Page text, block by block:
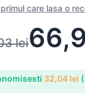
primul care lasa o
lei
32,04 lei